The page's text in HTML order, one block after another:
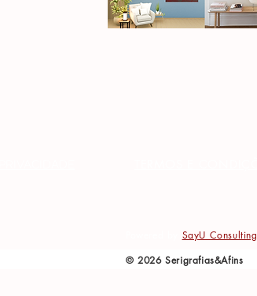
SayU Consulting
© 2026 Serigrafias&Afins